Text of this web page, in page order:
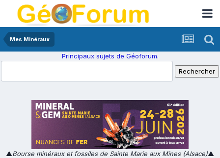
Mes Minéraux
Principaux sujets de Géoforum.
▲Bourse minéraux et fossiles de Sainte Marie aux Mines (Alsace)▲